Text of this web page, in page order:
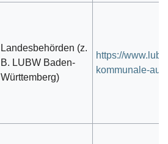
Landesbehörden (z.
B. LUBW Baden-
Württemberg)
https://
kommunale-